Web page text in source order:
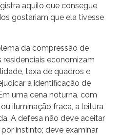
aquilo que consegue
gostariam que ela tivesse
da compressão de
economizam
taxa de quadros e
a identificação de
uma cena noturna, com
iluminação fraca, a leitura
A defesa não deve aceitar
instinto; deve examinar